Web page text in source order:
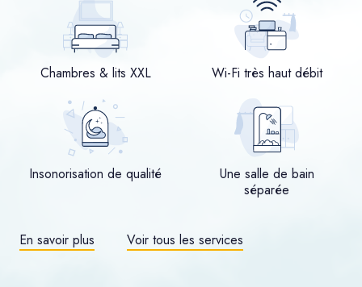
Chambres & lits XXL Wi-Fi très haut débit
Insonorisation de qualité
Une salle de bain
séparée
En savoir plus Voir tous les services